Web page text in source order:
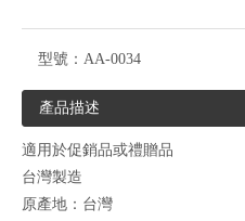
型號： AA-0034
產品描述
適用於促銷品或禮贈品
台灣製造
原產地：台灣